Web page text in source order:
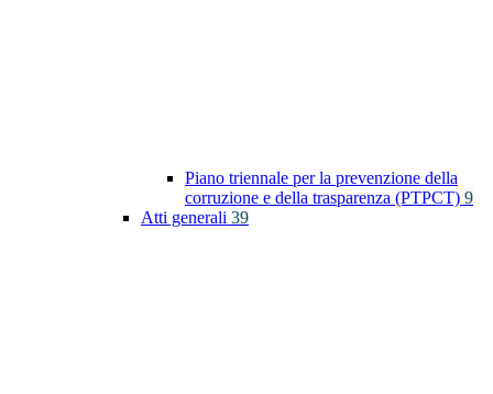
Piano triennale per la prevenzione della
corruzione e della trasparenza (PTPCT) 9
Atti generali 39